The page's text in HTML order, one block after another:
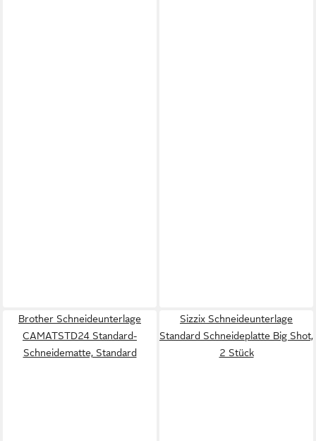
Brother Schneideunterlage
CAMATSTD24 Standard-
Schneidematte, Standard
Sizzix Schneideunterlage
Standard Schneideplatte Big Shot,
2 Stück